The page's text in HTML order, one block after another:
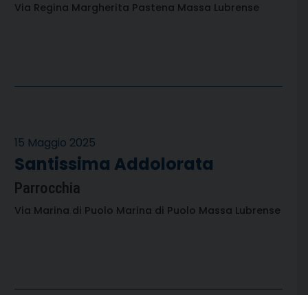
Via Regina Margherita Pastena Massa Lubrense
15 Maggio 2025
Santissima Addolorata
Parrocchia
Via Marina di Puolo Marina di Puolo Massa Lubrense